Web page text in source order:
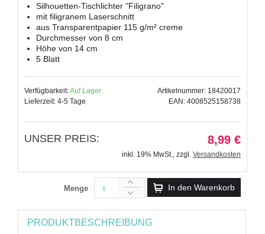
Silhouetten-Tischlichter "Filigrano"
mit filigranem Laserschnitt
aus Transparentpapier 115 g/m² creme
Durchmesser von 8 cm
Höhe von 14 cm
5 Blatt
Verfügbarkeit:Auf Lager
Lieferzeit: 4-5 Tage
Artikelnummer: 18420017
EAN: 4008525158738
UNSER PREIS: 8,99 €
inkl. 19% MwSt., zzgl. Versandkosten
Menge In den Warenkorb
PRODUKTBESCHREIBUNG